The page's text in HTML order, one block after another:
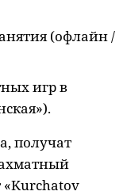
(офлайн /
игр в
получат